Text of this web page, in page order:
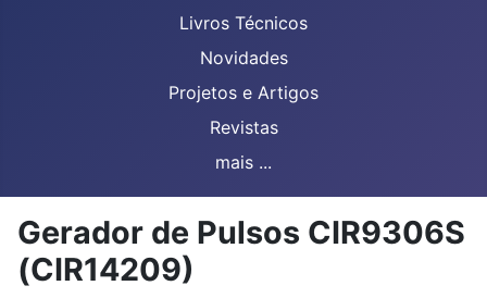
Livros Técnicos
Novidades
Projetos e Artigos
Revistas
mais ...
Gerador de Pulsos CIR9306S
(CIR14209)